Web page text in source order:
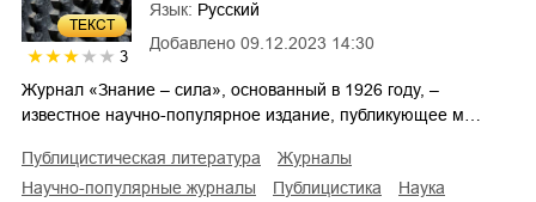
ТЕКСТ
3
Добавлено 09.12.2023 14:30
Язык: Русский
Журнал «Знание – сила», основанный в 1926 году, –
известное научно-популярное издание, публикующее м…
публицистическая литература
журналы
научно-популярные журналы
публицистика
наука